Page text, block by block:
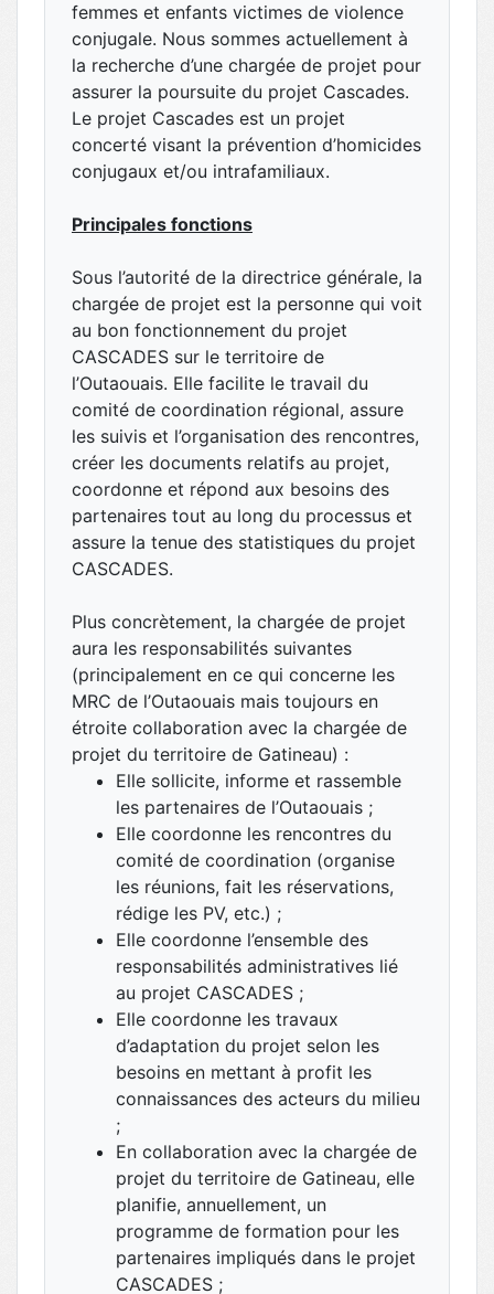
femmes et enfants victimes de violence
conjugale. Nous sommes actuellement à
la recherche d’une chargée de projet pour
assurer la poursuite du projet Cascades.
Le projet Cascades est un projet
concerté visant la prévention d’homicides
conjugaux et/ou intrafamiliaux.
Principales fonctions
Sous l’autorité de la directrice générale, la
chargée de projet est la personne qui voit
au bon fonctionnement du projet
CASCADES sur le territoire de
l’Outaouais. Elle facilite le travail du
comité de coordination régional, assure
les suivis et l’organisation des rencontres,
créer les documents relatifs au projet,
coordonne et répond aux besoins des
partenaires tout au long du processus et
assure la tenue des statistiques du projet
CASCADES.
Plus concrètement, la chargée de projet
aura les responsabilités suivantes
(principalement en ce qui concerne les
MRC de l’Outaouais mais toujours en
étroite collaboration avec la chargée de
projet du territoire de Gatineau) :
Elle sollicite, informe et rassemble
les partenaires de l’Outaouais ;
Elle coordonne les rencontres du
comité de coordination (organise
les réunions, fait les réservations,
rédige les PV, etc.) ;
Elle coordonne l’ensemble des
responsabilités administratives lié
au projet CASCADES ;
Elle coordonne les travaux
d’adaptation du projet selon les
besoins en mettant à profit les
connaissances des acteurs du milieu
;
En collaboration avec la chargée de
projet du territoire de Gatineau, elle
planifie, annuellement, un
programme de formation pour les
partenaires impliqués dans le projet
CASCADES ;